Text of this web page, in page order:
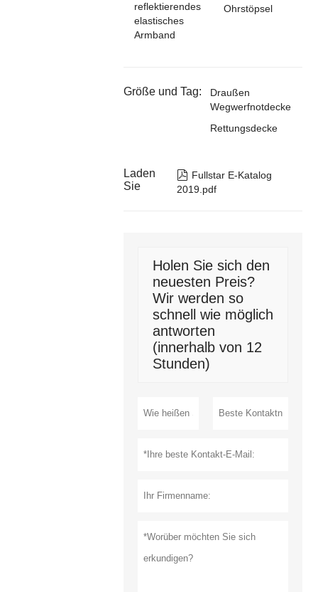
reflektierendes
elastisches
Armband
Ohrstöpsel
Größe und Tag:
Draußen
Wegwerfnotdecke
Rettungsdecke
Laden
Sie
 Fullstar E-Katalog
2019.pdf
Holen Sie sich den
neuesten Preis?
Wir werden so
schnell wie möglich
antworten
(innerhalb von 12
Stunden)